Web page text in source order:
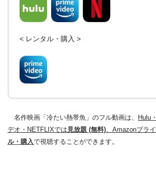
< レンタル・購入 >
名作映画「冷たい熱帯魚」のフル動画は、
Hulu
デオ・NETFLIXでは 見放題 (無料)、Amazonプラ
ル・購入で視聴することができます。